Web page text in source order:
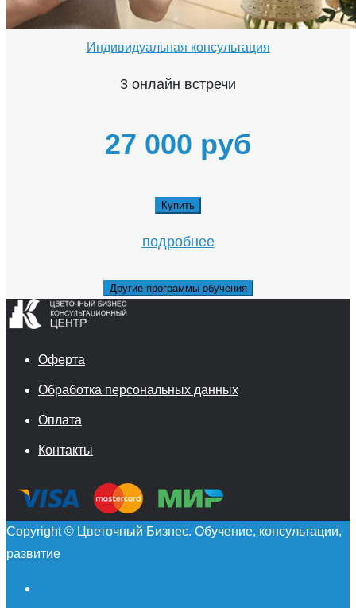
Индивидуальная консультация
3 онлайн встречи
27 000 руб
Купить
подробнее
Другие программы обучения
Оферта
Обработка персональных данных
Оплата
Контакты
Copyright © Цветочный Бизнес. Обучение, консультации,
развитие